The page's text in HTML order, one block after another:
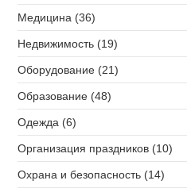
Медицина (36)
Недвижимость (19)
Оборудование (21)
Образование (48)
Одежда (6)
Организация праздников (10)
Охрана и безопасность (14)